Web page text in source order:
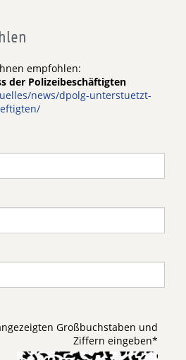
empfohlen:
der Polizeibeschäftigten
news/dpolg-unterstuetzt-
Großbuchstaben und
Ziffern eingeben*